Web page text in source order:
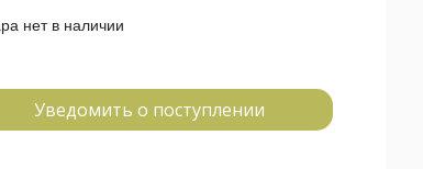
нет в наличии
Уведомить о поступлении